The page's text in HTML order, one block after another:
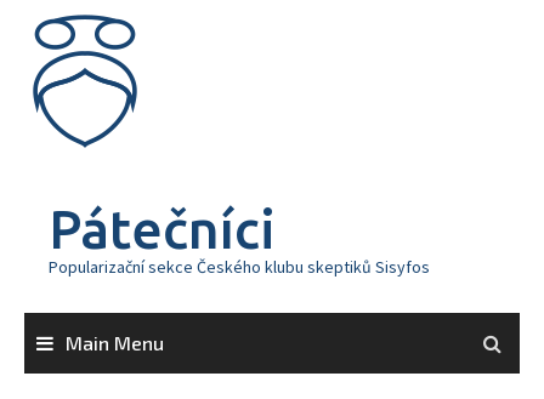
content
Pátečníci
Popularizační sekce Českého klubu skeptiků Sisyfos
Main Menu